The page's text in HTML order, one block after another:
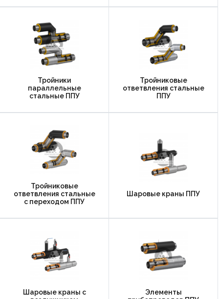
Тройники
параллельные
стальные ППУ
Тройниковые
ответвления стальные
ППУ
Тройниковые
ответвления стальные
с переходом ППУ
Шаровые краны ППУ
Шаровые краны с
Элементы